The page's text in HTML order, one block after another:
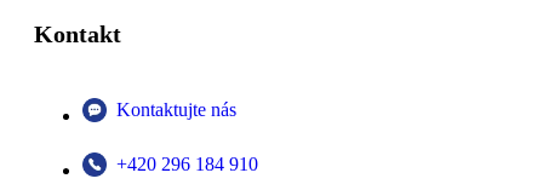
Kontakt
Kontaktujte nás
+420 296 184 910